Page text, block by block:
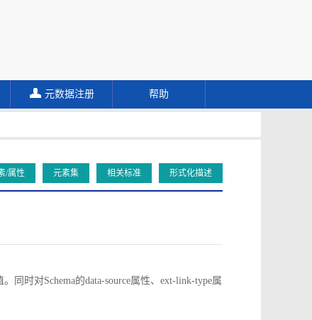
元数据注册 帮助
/属性 元素集 相关标准 形式化描述
同时对Schema的data-source属性、ext-link-type属